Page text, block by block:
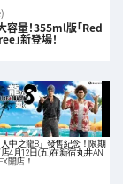
容量！355ml版「Red
」新登場！
人中之龍8」發售紀念！限期
4月12日(五)在新宿丸井AN
開店！